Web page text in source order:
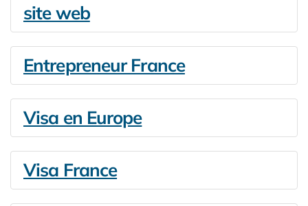
site web
Entrepreneur France
Visa en Europe
Visa France